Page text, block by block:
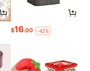
$16.00 -42%